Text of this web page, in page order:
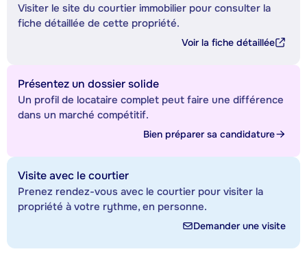
Visiter le site du courtier immobilier pour consulter la
fiche détaillée de cette propriété.
Voir la fiche détaillée
Présentez un dossier solide
Un profil de locataire complet peut faire une différence
dans un marché compétitif.
Bien préparer sa candidature
Visite avec le courtier
Prenez rendez-vous avec le courtier pour visiter la
propriété à votre rythme, en personne.
Demander une visite